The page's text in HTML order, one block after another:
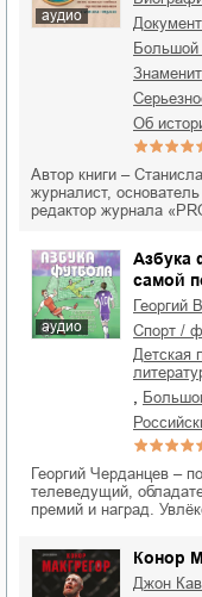
аудио
об
Автор книги –
журналист,
редактор журнала
аудио
Азбука
самой
спорт /
детская познавательная и развивающая
,
Георгий Черданцев –
телеведущий,
премий и наград.
Конор
Джон